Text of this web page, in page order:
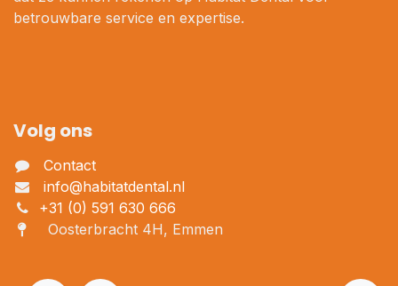
betrouwbare service en expertise.
Volg ons
Contact
info@habitatdental.nl
+31 (0) 591 630 666
Oosterbracht 4H, Emmen